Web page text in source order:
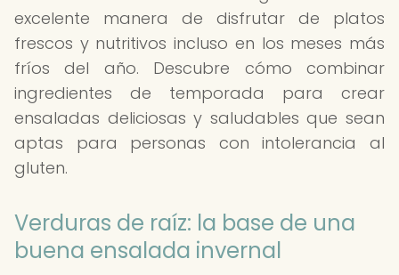
excelente manera de disfrutar de platos
frescos y nutritivos incluso en los meses más
fríos del año. Descubre cómo combinar
ingredientes de temporada para crear
ensaladas deliciosas y saludables que sean
aptas para personas con intolerancia al
gluten.
Verduras de raíz: la base de una
buena ensalada invernal